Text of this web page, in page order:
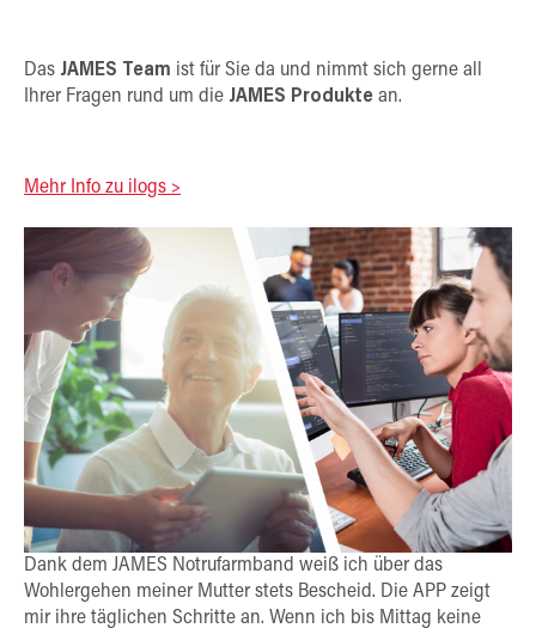
Das JAMES Team ist für Sie da und nimmt sich gerne all
Ihrer Fragen rund um die JAMES Produkte an.
Mehr Info zu ilogs >
Dank dem JAMES Notrufarmband weiß ich über das
Wohlergehen meiner Mutter stets Bescheid. Die APP zeigt
mir ihre täglichen Schritte an. Wenn ich bis Mittag keine